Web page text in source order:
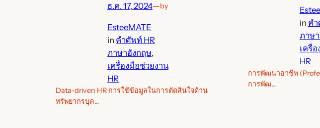
ธ.ค. 17, 2024—by
EsteeMATE
in คำศัพท์ HR
ภาษาอังกฤษ
เครื่องมือช่วยงาน
HR
Data-driven HR การใช้ข้อมูลในการตัดสินใจด้าน
ทรัพยากรบุค…
in คำ
ภาษ
เครื่
HR
การพัฒนาอาชีพ
การพัฒ…